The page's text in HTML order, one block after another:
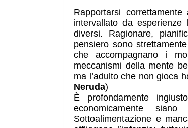
Rapportarsi
intervallato da
diversi. Ragionare,
pensiero sono
che accompagnano i
meccanismi della mente
ma l’adulto che non gioca
Neruda)
È profondamente
economicamente
Sottoalimentazione e